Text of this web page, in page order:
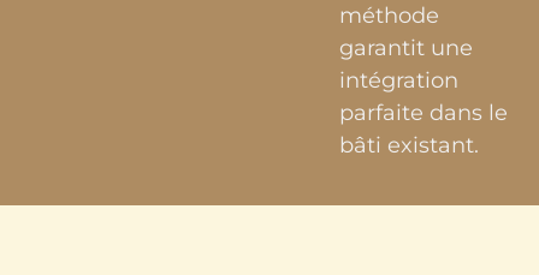
méthode
garantit une
intégration
parfaite dans le
bâti existant.